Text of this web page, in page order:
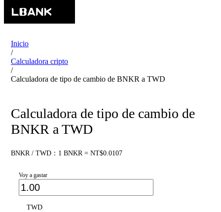
Inicio
/
Calculadora cripto
/
Calculadora de tipo de cambio de BNKR a TWD
Calculadora de tipo de cambio de
BNKR a TWD
BNKR / TWD：1 BNKR = NT$0.0107
Voy a gastar
TWD